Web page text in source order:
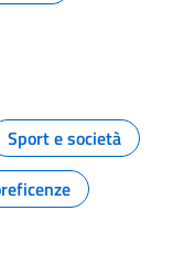
Sport e società